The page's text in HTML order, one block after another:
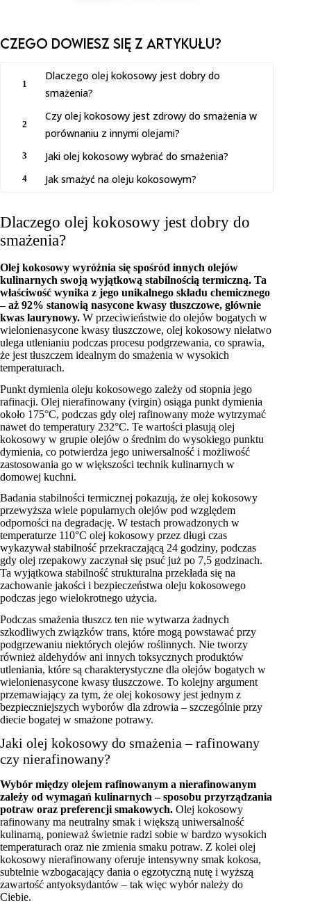
Czego dowiesz SIĘ z artykułu?
1
Dlaczego olej kokosowy jest dobry do
smażenia?
2
Czy olej kokosowy jest zdrowy do smażenia w
porównaniu z innymi olejami?
3 Jaki olej kokosowy wybrać do smażenia?
4 Jak smażyć na oleju kokosowym?
Dlaczego olej kokosowy jest dobry do
smażenia?
Olej kokosowy wyróżnia się spośród innych olejów
kulinarnych swoją wyjątkową stabilnością termiczną. Ta
właściwość wynika z jego unikalnego składu chemicznego
– aż 92% stanowią nasycone kwasy tłuszczowe, głównie
kwas laurynowy. W przeciwieństwie do olejów bogatych w
wielonienasycone kwasy tłuszczowe, olej kokosowy niełatwo
ulega utlenianiu podczas procesu podgrzewania, co sprawia,
że jest tłuszczem idealnym do smażenia w wysokich
temperaturach.
Punkt dymienia oleju kokosowego zależy od stopnia jego
rafinacji. Olej nierafinowany (virgin) osiąga punkt dymienia
około 175°C, podczas gdy olej rafinowany może wytrzymać
nawet do temperatury 232°C. Te wartości plasują olej
kokosowy w grupie olejów o średnim do wysokiego punktu
dymienia, co potwierdza jego uniwersalność i możliwość
zastosowania go w większości technik kulinarnych w
domowej kuchni.
Badania stabilności termicznej pokazują, że olej kokosowy
przewyższa wiele popularnych olejów pod względem
odporności na degradację. W testach prowadzonych w
temperaturze 110°C olej kokosowy przez długi czas
wykazywał stabilność przekraczającą 24 godziny, podczas
gdy olej rzepakowy zaczynał się psuć już po 7,5 godzinach.
Ta wyjątkowa stabilność strukturalna przekłada się na
zachowanie jakości i bezpieczeństwa oleju kokosowego
podczas jego wielokrotnego użycia.
Podczas smażenia tłuszcz ten nie wytwarza żadnych
szkodliwych związków trans, które mogą powstawać przy
podgrzewaniu niektórych olejów roślinnych. Nie tworzy
również aldehydów ani innych toksycznych produktów
utleniania, które są charakterystyczne dla olejów bogatych w
wielonienasycone kwasy tłuszczowe. To kolejny argument
przemawiający za tym, że olej kokosowy jest jednym z
bezpieczniejszych wyborów dla zdrowia – szczególnie przy
diecie bogatej w smażone potrawy.
Jaki olej kokosowy do smażenia – rafinowany
czy nierafinowany?
Wybór między olejem rafinowanym a nierafinowanym
zależy od wymagań kulinarnych – sposobu przyrządzania
potraw oraz preferencji smakowych. Olej kokosowy
rafinowany ma neutralny smak i większą uniwersalność
kulinarną, ponieważ świetnie radzi sobie w bardzo wysokich
temperaturach oraz nie zmienia smaku potraw. Z kolei olej
kokosowy nierafinowany oferuje intensywny smak kokosa,
subtelnie wzbogacający dania o egzotyczną nutę i wyższą
zawartość antyoksydantów – tak więc wybór należy do
Ciebie.